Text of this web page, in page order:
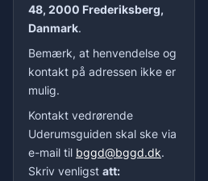
48, 2000 Frederiksberg,
Danmark.
Bemærk, at henvendelse og
kontakt på adressen ikke er
mulig.
Kontakt vedrørende
Uderumsguiden skal ske via
e-mail til bggd@bggd.dk.
Skriv venligst att: